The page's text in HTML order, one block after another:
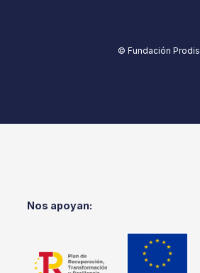
© Fundación Prodis
Nos apoyan: